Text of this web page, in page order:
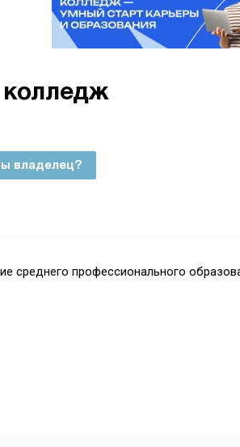
колледж
владелец?
среднего профессионального